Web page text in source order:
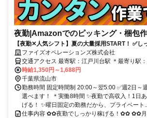
夜勤|Amazonでのピッキング・梱包
【夜勤✕人気シフト】夏の大量採用START！ ✅️し
万円もOK！ ✅️日払いなどの制度も充実◎ ✅️髪色自
OK！
ファイズオペレーションズ株式会社
交通アクセス 最寄駅：江戸川台駅 ＊最寄り駅：東武野田線沿線「江
戸川台駅」「運河駅」 ＊車・バイク・自転車通勤OK (無料駐
✅️流山市・柏市・松戸市・野田市・船橋市・三
立区・江戸川区・葛飾区・江東区・つくば市等
クセス便利！
時給1,350円～1,688円
千葉県流山市
勤務時間 固定時間制 20:00～翌5:00 ✅️週2日～
選べます！ ＊実働8時間 ✨️夜勤で高収入！1日
げる！ ✨️曜日固定の勤務だから、プライベート...
仕事内容 ✿✿夜勤でしっかり稼げる！✿✿ ✿✿月